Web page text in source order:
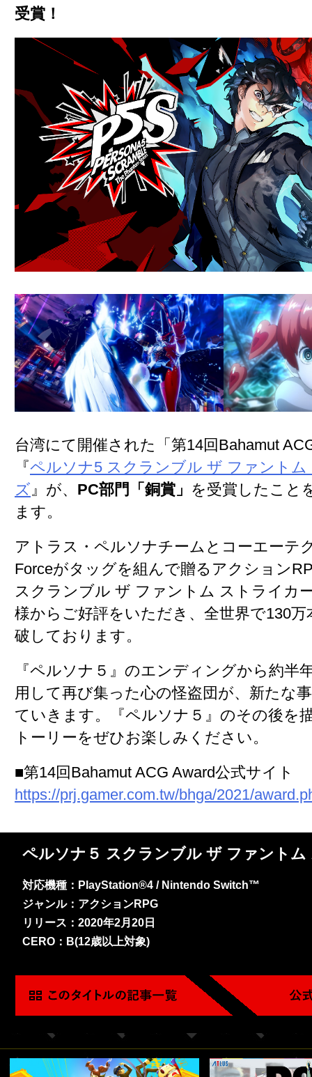
受賞！
台湾にて開催された「第14回Bahamut
『ペルソナ5 スクランブル ザ ファント
ズ 』が、 PC部門「銅賞」 を受賞したこと
ます。
アトラス・ペルソナチームとコーエーテ
Forceがタッグを組んで贈るアクション
スクランブル ザ ファントム ストライカ
様からご好評をいただき、全世界で130
破しております。
『ペルソナ５』のエンディングから約半
用して再び集った心の怪盗団が、新たな
ていきます。『ペルソナ５』のその後を
トーリーをぜひお楽しみください。
■第14回Bahamut ACG Award公式サイト
https://prj.gamer.com.tw/bhga/2021/
ペルソナ５ スクランブル ザ ファントム
対応機種：PlayStation®4 / Nintendo Switch™
ジャンル：アクションRPG
リリース：2020年2月20日
CERO：B(12歳以上対象)